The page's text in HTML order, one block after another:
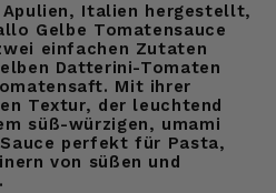
Apulien, Italien hergestellt,
Gelbe Tomatensauce
einfachen Zutaten
Datterini-Tomaten
Mit ihrer
Textur, der leuchtend
süß-würzigen, umami
perfekt für Pasta,
von süßen und